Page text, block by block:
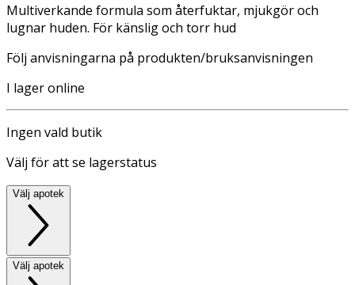
Multiverkande formula som återfuktar, mjukgör och
lugnar huden. För känslig och torr hud
Följ anvisningarna på produkten/bruksanvisningen
I lager online
Ingen vald butik
Välj för att se lagerstatus
Välj apotek
Välj apotek